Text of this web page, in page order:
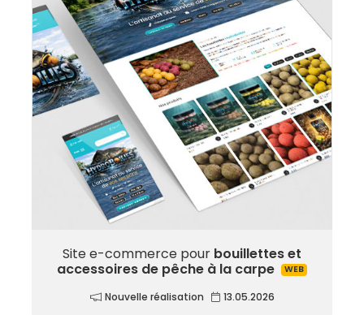
Site e-commerce pour bouillettes et
accessoires de pêche à la carpe
WEB
Nouvelle réalisation 13.05.2026